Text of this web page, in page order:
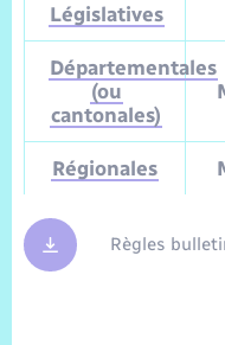
Législatives
Départementales
(ou
cantonales)
Régionales
Règles